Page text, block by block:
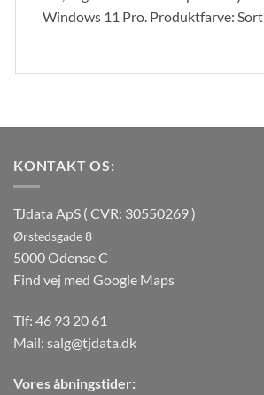
Windows 11 Pro. Produktfarve: Sort
KONTAKT OS:
TJdata ApS ( CVR: 30550269 )
Ørstedsgade 8
5000 Odense C
Find vej med Google Maps
Tlf: 46 93 20 61
Mail: salg@tjdata.dk
Vores åbningstider: